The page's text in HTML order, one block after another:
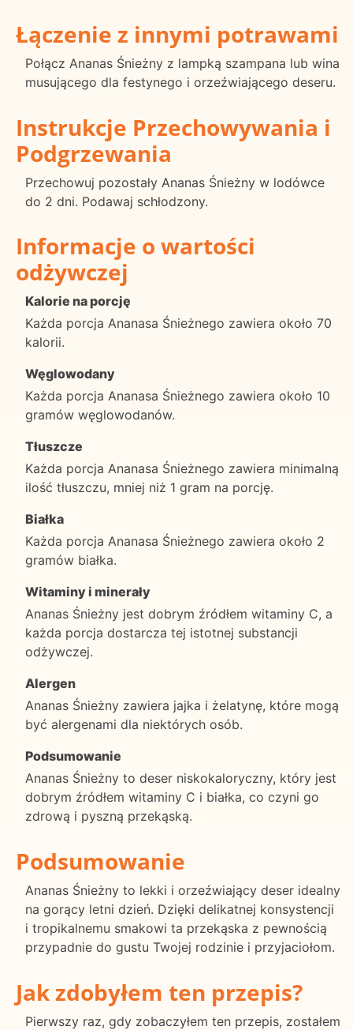
Łączenie z innymi potrawami
Połącz Ananas Śnieżny z lampką szampana lub wina
musującego dla festynego i orzeźwiającego deseru.
Instrukcje Przechowywania i
Podgrzewania
Przechowuj pozostały Ananas Śnieżny w lodówce
do 2 dni. Podawaj schłodzony.
Informacje o wartości
odżywczej
Kalorie na porcję
Każda porcja Ananasa Śnieżnego zawiera około 70
kalorii.
Węglowodany
Każda porcja Ananasa Śnieżnego zawiera około 10
gramów węglowodanów.
Tłuszcze
Każda porcja Ananasa Śnieżnego zawiera minimalną
ilość tłuszczu, mniej niż 1 gram na porcję.
Białka
Każda porcja Ananasa Śnieżnego zawiera około 2
gramów białka.
Witaminy i minerały
Ananas Śnieżny jest dobrym źródłem witaminy C, a
każda porcja dostarcza tej istotnej substancji
odżywczej.
Alergen
Ananas Śnieżny zawiera jajka i żelatynę, które mogą
być alergenami dla niektórych osób.
Podsumowanie
Ananas Śnieżny to deser niskokaloryczny, który jest
dobrym źródłem witaminy C i białka, co czyni go
zdrową i pyszną przekąską.
Podsumowanie
Ananas Śnieżny to lekki i orzeźwiający deser idealny
na gorący letni dzień. Dzięki delikatnej konsystencji
i tropikalnemu smakowi ta przekąska z pewnością
przypadnie do gustu Twojej rodzinie i przyjaciołom.
Jak zdobyłem ten przepis?
Pierwszy raz, gdy zobaczyłem ten przepis, zostałem